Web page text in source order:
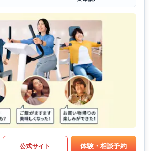
公式サイト 体験・相談予約